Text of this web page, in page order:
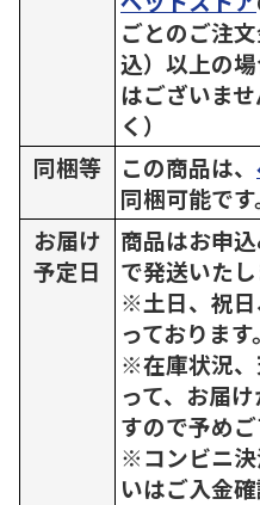
ごとのご注
込）以上の
はございま
く）
同梱等
この商品は、
同梱可能です
お届け
予定日
商品はお申
で発送いたし
※土日、祝日
っております。
※在庫状況、
って、お届
すので予めご
※コンビニ決
いはご入金